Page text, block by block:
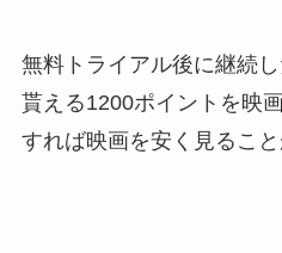
無料トライアル後に継続
貰える1200ポイントを映
すれば映画を安く見ること